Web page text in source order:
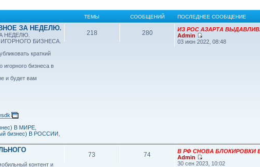
ТЕМЫ СООБЩЕНИЙ ПОСЛЕДНЕЕ СООБЩЕНИЕ
ЗА НЕДЕЛЮ.
НЕДЕЛЮ.
БИЗНЕСА.
краткий
игорного бизнеса в
и будет вам
В МИРЕ
бизнес) В РОССИИ
218 280
ИЗ РОС АЗАРТА
Admin
03 июн 2022, 08:48
контент и
73 74
В РФ СНОВА БЛОКИРОВКИ
Admin
30 сен 2023, 10:02